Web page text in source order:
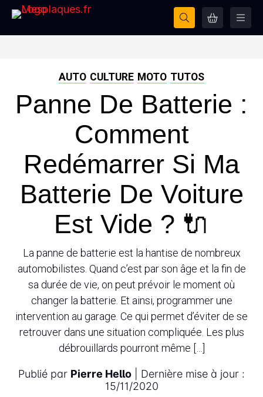
AUTO CULTURE MOTO TUTOS
Panne De Batterie :
Comment
Redémarrer Si Ma
Batterie De Voiture
Est Vide ? 🔌
La panne de batterie est la hantise de nombreux
automobilistes. Quand c’est par son âge et la fin de
sa durée de vie, on peut prévoir le moment où
changer la batterie. Et ainsi, programmer une
intervention au garage. Ce qui permet d’éviter de se
retrouver dans une situation compliquée. Les plus
débrouillards pourront même […]
Publié par Pierre Hello | Dernière mise à jour :
15/11/2020